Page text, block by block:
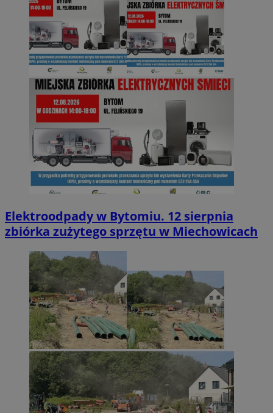
Elektroodpady w Bytomiu. 12 sierpnia
zbiórka zużytego sprzętu w Miechowicach